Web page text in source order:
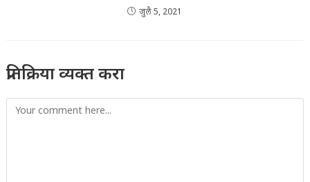
जुलै 5, 2021
प्रतिक्रिया व्यक्त करा
Comment